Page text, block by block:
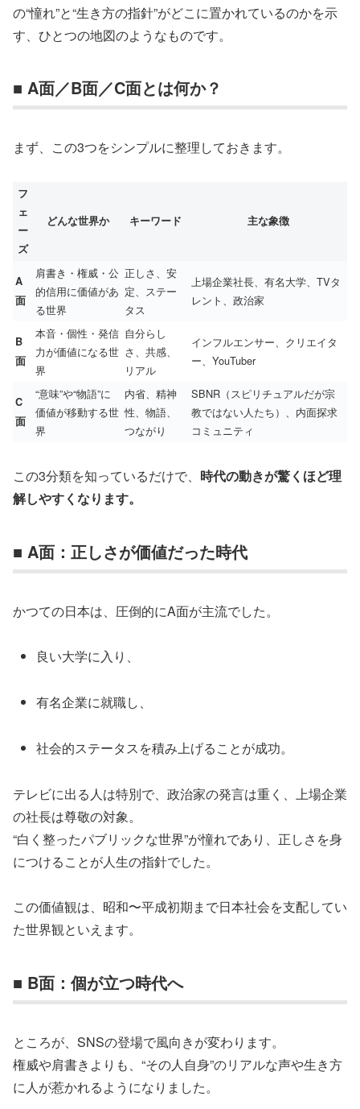
の“憧れ”と“生き方の指針”がどこに置かれているのかを示
す、ひとつの地図のようなものです。
■ A面／B面／C面とは何か？
まず、この3つをシンプルに整理しておきます。
フ
ェ
ー
ズ
どんな世界か キーワード 主な象徴
A
面
肩書き・権威・公
的信用に価値があ
る世界
正しさ、安
定、ステー
タス
上場企業社長、有名大学、TVタ
レント、政治家
B
面
本音・個性・発信
力が価値になる世
界
自分らし
さ、共感、
リアル
インフルエンサー、クリエイタ
ー、YouTuber
C
面
“意味”や“物語”に
価値が移動する世
界
内省、精神
性、物語、
つながり
SBNR（スピリチュアルだが宗
教ではない人たち）、内面探求
コミュニティ
この3分類を知っているだけで、 時代の動きが驚くほど理
解しやすくなります。
■ A面：正しさが価値だった時代
かつての日本は、圧倒的にA面が主流でした。
良い大学に入り、
有名企業に就職し、
社会的ステータスを積み上げることが成功。
テレビに出る人は特別で、政治家の発言は重く、上場企業
の社長は尊敬の対象。
“白く整ったパブリックな世界”が憧れであり、正しさを身
につけることが人生の指針でした。
この価値観は、昭和〜平成初期まで日本社会を支配してい
た世界観といえます。
■ B面：個が立つ時代へ
ところが、SNSの登場で風向きが変わります。
権威や肩書きよりも、“その人自身”のリアルな声や生き方
に人が惹かれるようになりました。